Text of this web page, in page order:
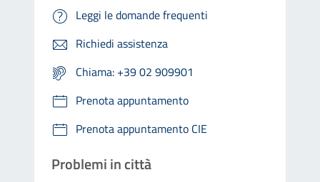
Leggi le domande frequenti
Richiedi assistenza
Chiama: +39 02 909901
Prenota appuntamento
Prenota appuntamento CIE
Problemi in città